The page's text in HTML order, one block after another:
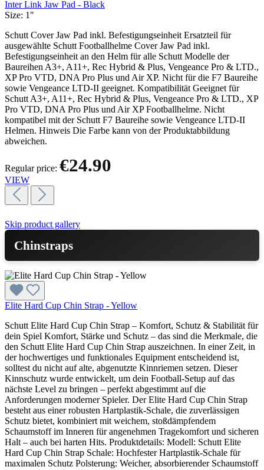
Inter Link Jaw Pad - Black
Size: 1"
Schutt Cover Jaw Pad inkl. Befestigungseinheit Ersatzteil für
ausgewählte Schutt Footballhelme Cover Jaw Pad inkl.
Befestigungseinheit an den Helm für alle Schutt Modelle der
Baureihen A3+, A11+, Rec Hybrid & Plus, Vengeance Pro & LTD.,
XP Pro VTD, DNA Pro Plus und Air XP. Nicht für die F7 Baureihe
sowie Vengeance LTD-II geeignet. Kompatibilität Geeignet für
Schutt A3+, A11+, Rec Hybrid & Plus, Vengeance Pro & LTD., XP
Pro VTD, DNA Pro Plus und Air XP Footballhelme. Nicht
kompatibel mit der Schutt F7 Baureihe sowie Vengeance LTD-II
Helmen. Hinweis Die Farbe kann von der Produktabbildung
abweichen.
Regular price: €24.90
VIEW
Skip product gallery
Chinstraps
Elite Hard Cup Chin Strap - Yellow
Schutt Elite Hard Cup Chin Strap – Komfort, Schutz & Stabilität für
dein Spiel Komfort, Stärke und Schutz – das sind die Merkmale, die
den Schutt Elite Hard Cup Chin Strap auszeichnen. In einer Zeit, in
der hochwertiges und funktionales Equipment entscheidend ist,
solltest du nicht auf alte, abgenutzte Kinnriemen setzen. Dieser
Kinnschutz wurde entwickelt, um dein Football-Setup auf das
nächste Level zu bringen – perfekt abgestimmt auf die
Anforderungen moderner Spieler. Der Elite Hard Cup Chin Strap
besteht aus einer robusten Hartplastik-Schale, die zuverlässigen
Schutz bietet, kombiniert mit weichem, stoßdämpfendem
Schaumstoff im Inneren für angenehmen Tragekomfort und sicheren
Halt – auch bei harten Hits. Produktdetails: Modell: Schutt Elite
Hard Cup Chin Strap Schale: Hochfester Hartplastik-Schale für
maximalen Schutz Polsterung: Weicher, absorbierender Schaumstoff